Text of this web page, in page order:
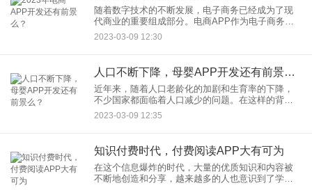
随着数字技术的不断发展，电子商务已经成为了现
代商业的重要组成部分。电商APP作为电子商务的
重要载体之一，已经成为了人们购物、支付、沟通
等日常生活的不可或缺的一部分。那么，到了2023
2023-03-09 12:30
人口不断下降，母婴APP开发还有前景么？
近年来，随着人口老龄化的加剧和生育率的下降，
不少国家都面临着人口减少的问题。在这样的背景
下，母婴APP开发是否还有必要呢？ 首先，虽然人
口不断下降，但母婴市场仍然是一个庞
2023-03-09 12:35
知识付费时代，付费阅读APP大有可为
在这个信息爆炸的时代，大量的优质知识和内容被
不断地创造和分享，越来越多的人也意识到了学习